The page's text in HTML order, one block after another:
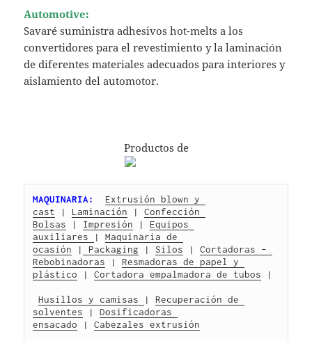
Automotive:
Savaré suministra adhesivos hot-melts a los
convertidores para el revestimiento y la laminación
de diferentes materiales adecuados para interiores y
aislamiento del automotor.
Productos de
MAQUINARIA:
Extrusión blown y
cast | Laminación | Confección
Bolsas | Impresión | Equipos
auxiliares
| Maquinaria de
ocasión | Packaging | Silos | Cortadoras –
Rebobinadoras | Resmadoras de papel y
plástico | Cortadora empalmadora de tubos |
Husillos y camisas | Recuperación de
solventes | Dosificadoras
ensacado | Cabezales extrusión